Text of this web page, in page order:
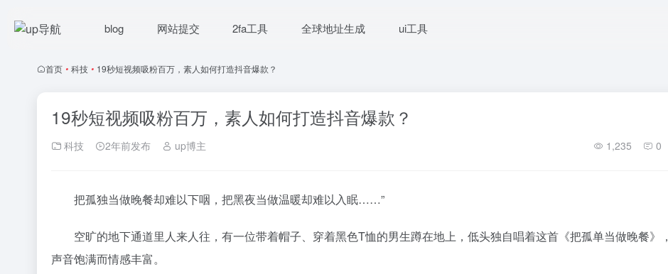
blog 网站提交 2fa工具 全球地址生成 ui工具
首页 • 科技 • 19秒短视频吸粉百万，素人如何打造抖音爆款？
19秒短视频吸粉百万，素人如何打造抖音爆款？
科技 2年前发布 up博主 1,235 0
把孤独当做晚餐却难以下咽，把黑夜当做温暖却难以入眠……”
空旷的地下通道里人来人往，有一位带着帽子、穿着黑色T恤的男生蹲在地上，低头独自唱着这首《把孤单当做晚餐》，
声音饱满而情感丰富。